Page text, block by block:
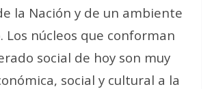
la Nación y de un ambiente
Los núcleos que conforman
social de hoy son muy
social y cultural a la